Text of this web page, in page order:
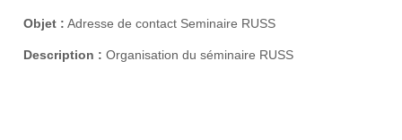
Objet : Adresse de contact Seminaire RUSS
Description : Organisation du séminaire RUSS